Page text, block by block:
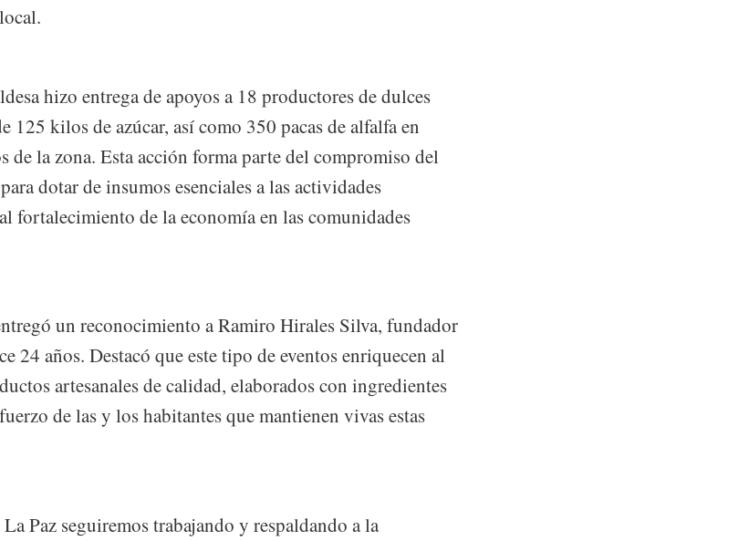
hizo entrega de apoyos a 18 productores de dulces
125 kilos de azúcar, así como 350 pacas de alfalfa en
de la zona. Esta acción forma parte del compromiso del
dotar de insumos esenciales a las actividades
fortalecimiento de la economía en las comunidades
un reconocimiento a Ramiro Hirales Silva, fundador
24 años. Destacó que este tipo de eventos enriquecen al
artesanales de calidad, elaborados con ingredientes
de las y los habitantes que mantienen vivas estas
Paz seguiremos trabajando y respaldando a la